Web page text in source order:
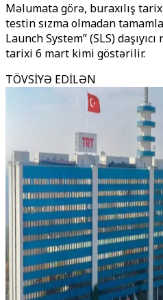
Məlumata görə, buraxılış
testin sızma olmadan
Launch System” (SLS)
tarixi 6 mart kimi göstərilir.
TÖVSİYƏ EDİLƏN